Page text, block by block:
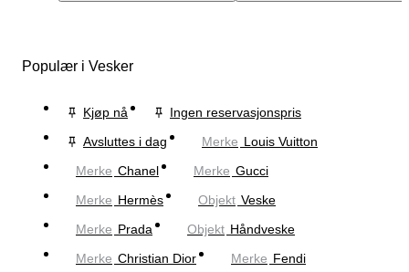
Populær i Vesker
Kjøp nå
Ingen reservasjonspris
Avsluttes i dag
Merke Louis Vuitton
Merke Chanel Merke Gucci
Merke Hermès Objekt Veske
Merke Prada Objekt Håndveske
Merke Christian Dior Merke Fendi